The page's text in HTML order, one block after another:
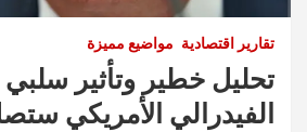
تقارير اقتصادية مواضيع مميزة
تحليل خطير وتأثير سلبي
الفيدرالي الأمريكي ستصل